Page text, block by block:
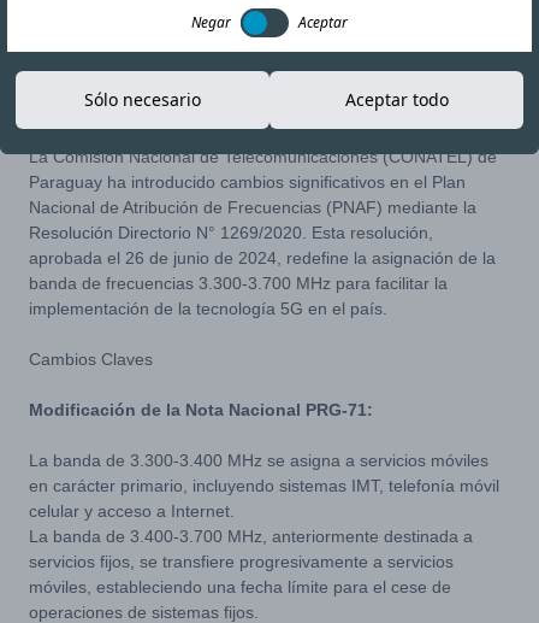
30-JUL-24 Copiar enlace
La Comisión Nacional de Telecomunicaciones (CONATEL) de
Paraguay ha introducido cambios significativos en el Plan
Nacional de Atribución de Frecuencias (PNAF) mediante la
Resolución Directorio N° 1269/2020 . Esta resolución,
aprobada el 26 de junio de 2024, redefine la asignación de la
banda de frecuencias 3.300-3.700 MHz para facilitar la
implementación de la tecnología 5G en el país.
Cambios Claves
Modificación de la Nota Nacional PRG-71:
La banda de 3.300-3.400 MHz se asigna a servicios móviles
en carácter primario, incluyendo sistemas IMT, telefonía móvil
celular y acceso a Internet.
La banda de 3.400-3.700 MHz, anteriormente destinada a
servicios fijos, se transfiere progresivamente a servicios
móviles, estableciendo una fecha límite para el cese de
operaciones de sistemas fijos.
Negar
Aceptar
Sólo necesario Aceptar todo